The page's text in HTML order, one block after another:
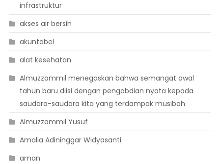
infrastruktur
akses air bersih
akuntabel
alat kesehatan
Almuzzammil menegaskan bahwa semangat awal
tahun baru diisi dengan pengabdian nyata kepada
saudara-saudara kita yang terdampak musibah
Almuzzammil Yusuf
Amalia Adininggar Widyasanti
aman